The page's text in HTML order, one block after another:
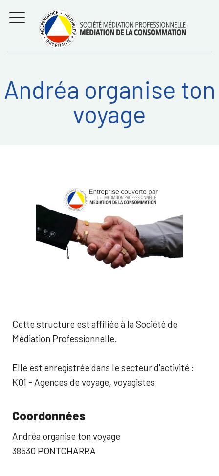
Régler les litiges
entre
consommateurs et
professionnels avec
la médiation de la
consommation
MENU
Recherche
Andréa organise ton
voyage
Cette structure est affiliée à la Société de
Médiation Professionnelle.
Elle est enregistrée dans le secteur d'activité :
K01 - Agences de voyage, voyagistes
Coordonnées
Andréa organise ton voyage
38530 PONTCHARRA